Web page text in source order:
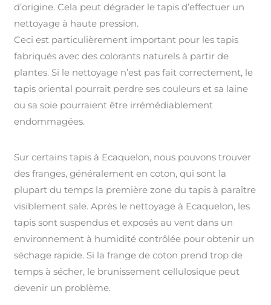
d’origine. Cela peut dégrader le tapis d’effectuer un
nettoyage à haute pression.
Ceci est particulièrement important pour les tapis
fabriqués avec des colorants naturels à partir de
plantes. Si le nettoyage n’est pas fait correctement, le
tapis oriental pourrait perdre ses couleurs et sa laine
ou sa soie pourraient être irrémédiablement
endommagées.
Sur certains tapis à Ecaquelon, nous pouvons trouver
des franges, généralement en coton, qui sont la
plupart du temps la première zone du tapis à paraître
visiblement sale. Après le nettoyage à Ecaquelon, les
tapis sont suspendus et exposés au vent dans un
environnement à humidité contrôlée pour obtenir un
séchage rapide. Si la frange de coton prend trop de
temps à sécher, le brunissement cellulosique peut
devenir un problème.